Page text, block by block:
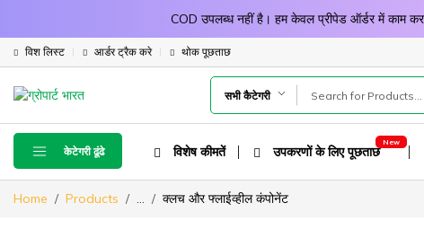
COD उपलब्ध नहीं है। हम केवल प्रीपेड ऑर्डर में
विश लिस्ट आर्डर ट्रैक करे थोक पूछताछ
सभी कैटेगरी
केटेगरी ढूंढे विशेष कीमतें उपकरणों के लिए पूछताछ
Home Products ... क्लच और फ्लाईव्हील कंपोनेंट